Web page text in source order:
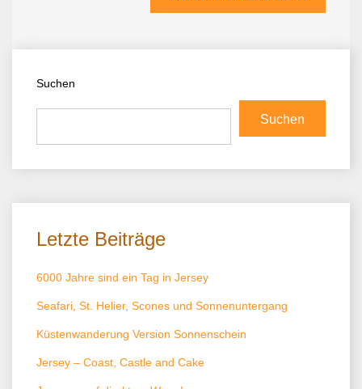
Suchen
Suchen
Letzte Beiträge
6000 Jahre sind ein Tag in Jersey
Seafari, St. Helier, Scones und Sonnenuntergang
Küstenwanderung Version Sonnenschein
Jersey – Coast, Castle and Cake